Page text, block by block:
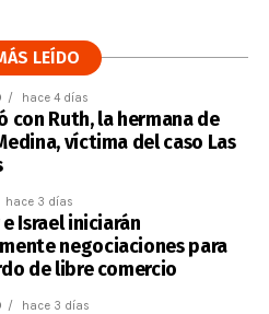
LEÍDO
hace 4 días
con Ruth, la hermana de
víctima del caso Las
hace 3 días
Israel iniciarán
negociaciones para
de libre comercio
hace 3 días